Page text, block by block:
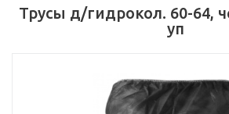
Трусы д/гидрокол. 60-64,
уп